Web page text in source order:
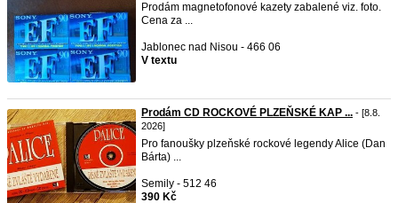
Prodám magnetofonové kazety zabalené viz. foto.
Cena za ...
Jablonec nad Nisou - 466 06
V textu
Prodám CD ROCKOVÉ PLZEŇSKÉ KAP ... - [8.8.
2026]
Pro fanoušky plzeňské rockové legendy Alice (Dan
Bárta) ...
Semily - 512 46
390 Kč